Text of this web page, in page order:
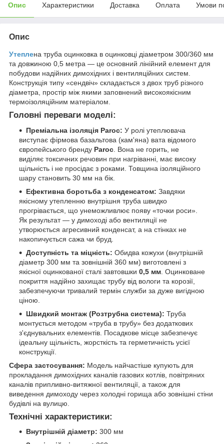
Опис Характеристики Доставка Оплата Умови
Опис
Утеплена труба оцинковка в оцинковці діаметром 300/360 мм
та довжиною 0,5 метра — це основний лінійний елемент для
побудови надійних димохідних і вентиляційних систем.
Конструкція типу «сендвіч» складається з двох труб різного
діаметра, простір між якими заповнений високоякісним
термоізоляційним матеріалом.
Головні переваги моделі:
Преміальна ізоляція Paroc: У ролі утеплювача
виступає фірмова базальтова (кам'яна) вата відомого
європейського бренду Paroc . Вона не горить, не
виділяє токсичних речовин при нагріванні, має високу
щільність і не просідає з роками. Товщина ізоляційного
шару становить 30 мм на бік.
Ефективна боротьба з конденсатом: Завдяки
якісному утепленню внутрішня труба швидко
прогрівається, що унеможливлює появу «точки роси».
Як результат — у димоході або вентиляції не
утворюється агресивний конденсат, а на стінках не
накопичується сажа чи бруд.
Доступність та міцність: Обидва кожухи (внутрішній
діаметр 300 мм та зовнішній 360 мм) виготовлені з
якісної оцинкованої сталі завтовшки 0,5 мм . Оцинковане
покриття надійно захищає трубу від вологи та корозії,
забезпечуючи тривалий термін служби за дуже вигідною
ціною.
Швидкий монтаж (Розтрубна система): Труба
монтується методом «труба в трубу» без додаткових
з'єднувальних елементів. Посадкове місце забезпечує
ідеальну щільність, жорсткість та герметичність усієї
конструкції.
Сфера застосування: Модель найчастіше купують для
прокладання димохідних каналів газових котлів, повітряних
каналів припливно-витяжної вентиляції, а також для
виведення димоходу через холодні горища або зовнішні стіни
будівлі на вулицю.
Технічні характеристики:
Внутрішній діаметр: 300 мм